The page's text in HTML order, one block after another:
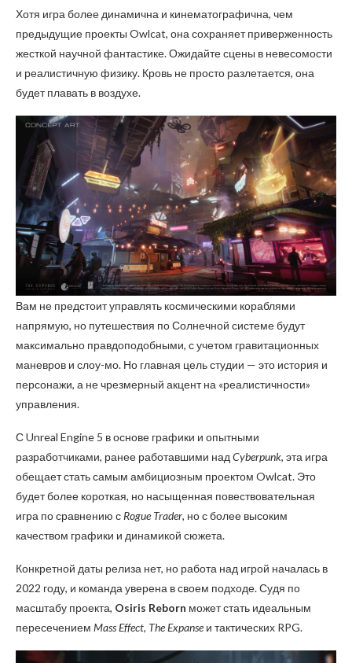
Хотя игра более динамична и кинематографична, чем
предыдущие проекты Owlcat, она сохраняет приверженность
жесткой научной фантастике. Ожидайте сцены в невесомости
и реалистичную физику. Кровь не просто разлетается, она
будет плавать в воздухе.
Вам не предстоит управлять космическими кораблями
напрямую, но путешествия по Солнечной системе будут
максимально правдоподобными, с учетом гравитационных
маневров и слоу-мо. Но главная цель студии — это история и
персонажи, а не чрезмерный акцент на «реалистичности»
управления.
С Unreal Engine 5 в основе графики и опытными
разработчиками, ранее работавшими над Cyberpunk, эта игра
обещает стать самым амбициозным проектом Owlcat. Это
будет более короткая, но насыщенная повествовательная
игра по сравнению с Rogue Trader, но с более высоким
качеством графики и динамикой сюжета.
Конкретной даты релиза нет, но работа над игрой началась в
2022 году, и команда уверена в своем подходе. Судя по
масштабу проекта, Osiris Reborn может стать идеальным
пересечением Mass Effect, The Expanse и тактических RPG.